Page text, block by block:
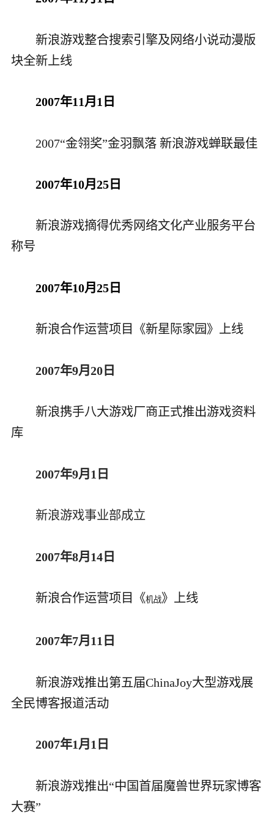
新浪游戏整合搜索引擎及网络小说动漫版
块全新上线
2007年11月1日
2007“金翎奖”金羽飘落 新浪游戏蝉联最佳
2007年10月25日
新浪游戏摘得优秀网络文化产业服务平台
称号
2007年10月25日
新浪合作运营项目《新星际家园》上线
2007年9月20日
新浪携手八大游戏厂商正式推出游戏资料
库
2007年9月1日
新浪游戏事业部成立
2007年8月14日
新浪合作运营项目《机战》上线
2007年7月11日
新浪游戏推出第五届ChinaJoy大型游戏展
全民博客报道活动
2007年1月1日
新浪游戏推出“中国首届魔兽世界玩家博客
大赛”